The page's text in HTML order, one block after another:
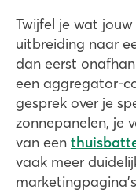
Twijfel je wat
uitbreiding naar
dan eerst
een aggregator-
gesprek over je
zonnepanelen, je
van een
vaak meer